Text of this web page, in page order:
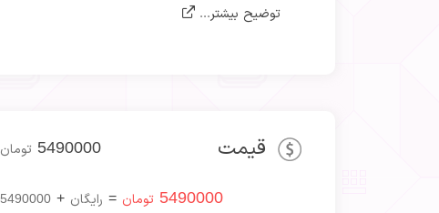
توضیح بیشتر...
قیمت 5490000 تومان
5490000 تومان = رایگان +
5490000